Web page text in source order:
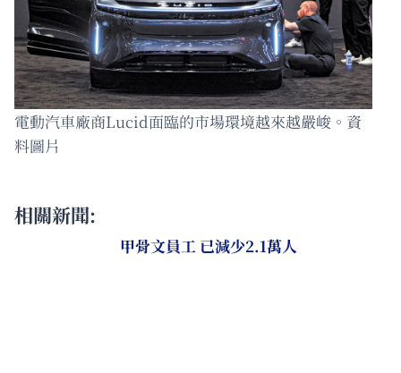
電動汽車廠商Lucid面臨的市場環境越來越嚴峻。資
料圖片
相關新聞:
甲骨文員工 已減少2.1萬人